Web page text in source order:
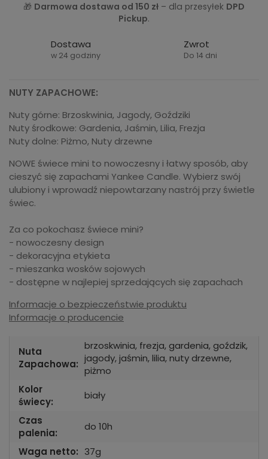
🎁 Darmowa dostawa od 150 zł – dla przesyłek DPD
Pickup.
Dostawa
w 24 godziny
Zwrot
Do 14 dni
NUTY ZAPACHOWE:
Nuty górne: Brzoskwinia, Jagody, Goździki
Nuty środkowe: Gardenia, Jaśmin, Lilia, Frezja
Nuty dolne: Piżmo, Nuty drzewne
NOWE świece mini to nowoczesny i łatwy sposób, aby
cieszyć się zapachami Yankee Candle. Wybierz swój
ulubiony i wprowadź niepowtarzany nastrój przy świetle
świec.
Za co pokochasz świece mini?
- nowoczesny design
- dekoracyjna etykieta
- mieszanka wosków sojowych
- dostępne w najlepiej sprzedających się zapachach
Informacje o bezpieczeństwie produktu
Informacje o producencie
Nuta
Zapachowa:
brzoskwinia, frezja, gardenia, goździk,
jagody, jaśmin, lilia, nuty drzewne,
piżmo
Kolor
świecy:
biały
Czas
palenia:
do 10h
Waga netto: 37g